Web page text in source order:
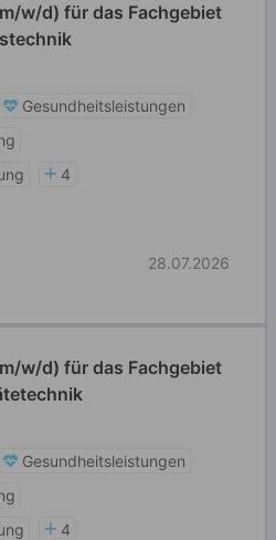
w/d) für das Fachgebiet
Gesundheitsleistungen
4
28.07.2026
w/d) für das Fachgebiet
Gesundheitsleistungen
4